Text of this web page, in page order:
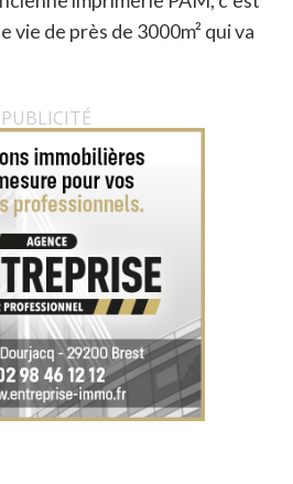
vie de près de 3000m² qui va
PUBLICITÉ